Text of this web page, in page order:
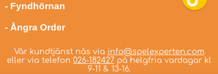
- Fyndhörnan
- Ångra Order
Vår kundtjänst nås via info@spelexperten.com
eller via telefon 026-182427 på helgfria vardagar kl
9-11 & 13-16.